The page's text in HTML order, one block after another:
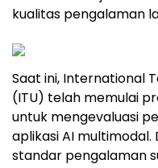
kualitas pengalaman
Saat ini, International
(ITU) telah memulai
untuk mengevaluasi
aplikasi AI multimodal.
standar pengalaman